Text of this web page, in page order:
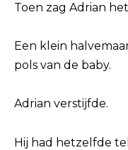
Toen zag Adrian
Een klein
pols van de baby.
Adrian verstijfde.
Hij had hetzelfde